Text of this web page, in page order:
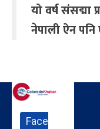
यो वर्ष
नेपाली ऐन पनि
Face